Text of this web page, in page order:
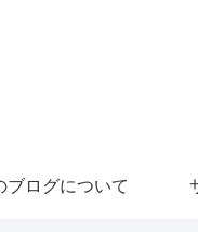
ブログについて